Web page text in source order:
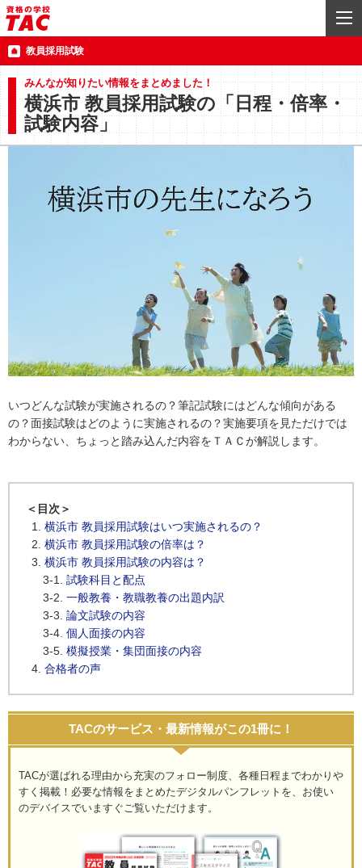
教員採用試験
みんなが知りたい情報をまとめました！
横浜市 教員採用試験の「日程・倍率・
試験内容」
いつどんな試験が実施されるの？筆記試験にはどんな傾向がある
の？面接試験はどのように実施されるの？実施要項を見ただけでは
わからない、ちょっと踏み込んだ内容をＴＡＣが解説します。
＜目次＞
横浜市 教員採用試験はいつ実施されるの？
横浜市 教員採用試験の倍率は？
横浜市 教員採用試験の内容は？
試験科目と配点
一般教養・教職教養の出題内訳
論文試験の内容
個人面接の内容
模擬授業・集団面接の内容
合格者の声
TACのサービス・最新情報がこの1冊に！
TACが選ばれる理由から充実のフォロー制度、各種日程までわかりや
すく掲載！必要な情報をまとめたデジタルパンフレットを、お使い
のデバイスでいますぐご覧いただけます。